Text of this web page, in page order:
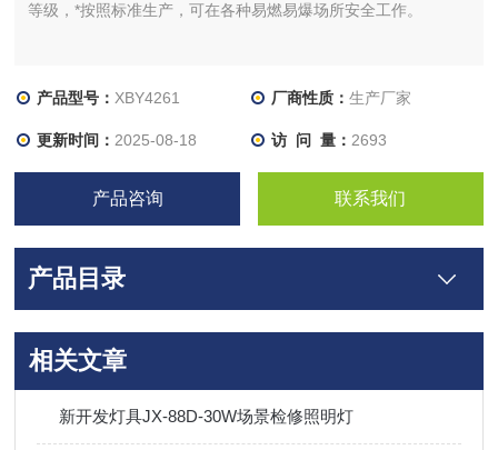
等级，*按照标准生产，可在各种易燃易爆场所安全工作。
产品型号： XBY4261 厂商性质： 生产厂家
更新时间： 2025-08-18 访 问 量： 2693
产品咨询 联系我们
产品目录
相关文章
新开发灯具JX-88D-30W场景检修照明灯